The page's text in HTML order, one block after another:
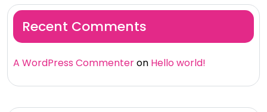
Recent Comments
A WordPress Commenteron Hello world!